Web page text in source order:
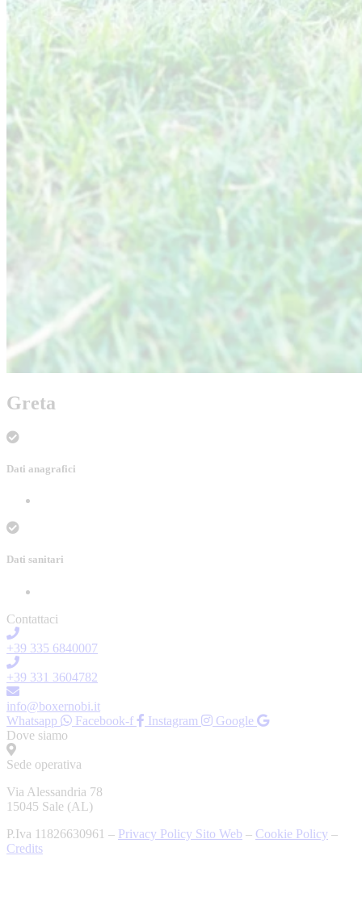
Greta
Dati anagrafici
Dati sanitari
Contattaci
+39 335 6840007
+39 331 3604782
info@boxernobi.it
Whatsapp
Facebook-f Instagram
Google
Dove siamo
Sede operativa
Via Alessandria 78
15045 Sale (AL)
P.Iva 11826630961 – Privacy Policy Sito Web – Cookie Policy –
Credits